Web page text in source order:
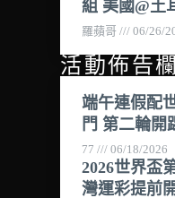
組 美國@土
羅蘋哥 06/26/
活動佈告欄
端午連假配
門 第二輪開
77 06/18/2026
2026世界盃
灣運彩提前